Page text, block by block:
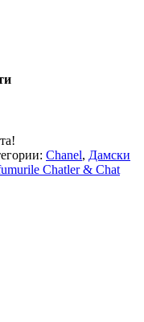
Chanel, Дамски
Chatler & Chat